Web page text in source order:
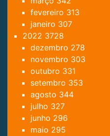
fevereiro 313
janeiro 307
2022 3728
dezembro 278
novembro 303
outubro 331
setembro 353
agosto 344
julho 327
junho 296
maio 295